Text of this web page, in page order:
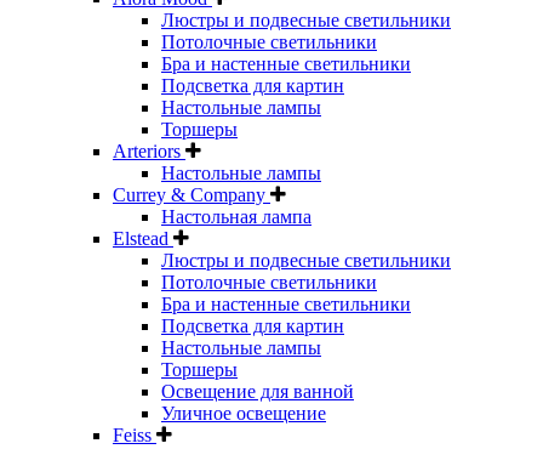
Люстры и подвесные светильники
Потолочные светильники
Бра и настенные светильники
Подсветка для картин
Настольные лампы
Торшеры
Arteriors
Настольные лампы
Currey & Company
Настольная лампа
Elstead
Люстры и подвесные светильники
Потолочные светильники
Бра и настенные светильники
Подсветка для картин
Настольные лампы
Торшеры
Освещение для ванной
Уличное освещение
Feiss